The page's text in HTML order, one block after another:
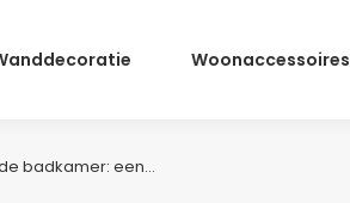
Woonaccessoires
badkamer: een…